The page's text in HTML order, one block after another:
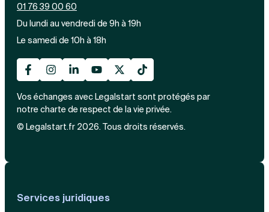
01 76 39 00 60
Du lundi au vendredi de 9h à 19h
Le samedi de 10h à 18h
Vos échanges avec Legalstart sont protégés par
notre charte de respect de la vie privée.
© Legalstart.fr 2026. Tous droits réservés.
Services juridiques